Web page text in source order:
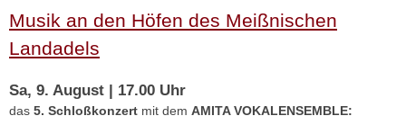
Musik an den Höfen des Meißnischen
Landadels
Sa, 9. August | 17.00 Uhr
das 5. Schloßkonzert mit dem AMITA VOKALENSEMBLE: